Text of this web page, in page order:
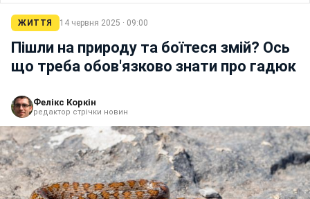
ЖИТТЯ 14 червня 2025 · 09:00
Пішли на природу та боїтеся змій? Ось
що треба обов'язково знати про гадюк
Фелікс Коркін
редактор стрічки новин